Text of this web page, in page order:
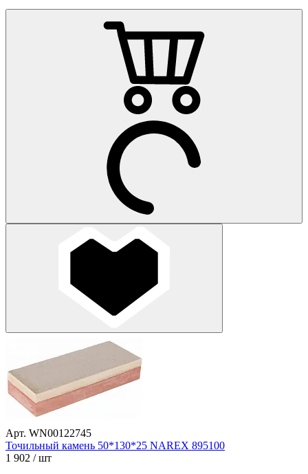
Арт. WN00122745
Точильный камень 50*130*25 NAREX 895100
1 902 / шт